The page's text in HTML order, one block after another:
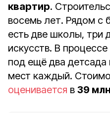
квартир.
восемь лет. Рядом с
есть две школы, три
искусств. В
под ещё два
мест каждый.
оценивается в 39